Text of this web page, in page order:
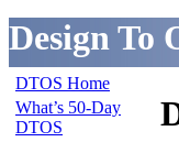
Design To
DTOS Home
What’s 50-Day
DTOS